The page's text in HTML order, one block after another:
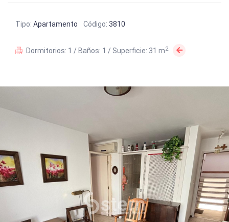
Tipo: Apartamento Código: 3810
Dormitorios: 1 / Baños: 1 / Superficie: 31 m2